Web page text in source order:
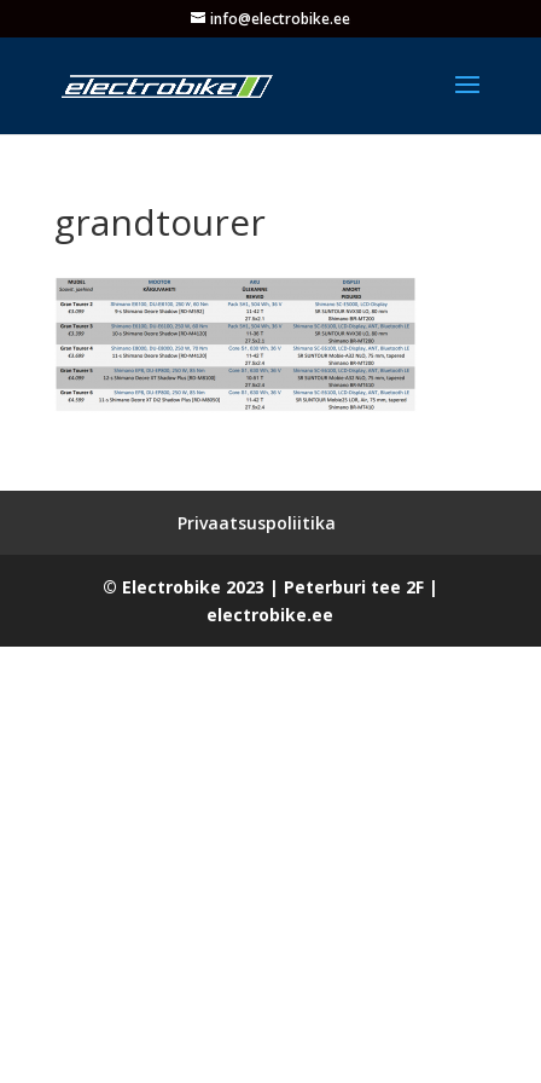
info@electrobike.ee
grandtourer
Privaatsuspoliitika
© Electrobike 2023 | Peterburi tee 2F |
electrobike.ee